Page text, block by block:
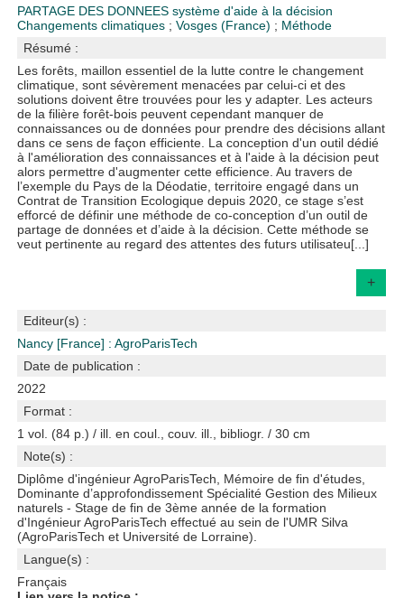
PARTAGE DES DONNEESsystème d'aide à la décision
Changements climatiques ;Vosges (France) ; Méthode
Résumé :
Les forêts, maillon essentiel de la lutte contre le changement
climatique, sont sévèrement menacées par celui-ci et des
solutions doivent être trouvées pour les y adapter. Les acteurs
de la filière forêt-bois peuvent cependant manquer de
connaissances ou de données pour prendre des décisions allant
dans ce sens de façon efficiente. La conception d'un outil dédié
à l'amélioration des connaissances et à l'aide à la décision peut
alors permettre d'augmenter cette efficience. Au travers de
l’exemple du Pays de la Déodatie, territoire engagé dans un
Contrat de Transition Ecologique depuis 2020, ce stage s’est
efforcé de définir une méthode de co-conception d’un outil de
partage de données et d’aide à la décision. Cette méthode se
veut pertinente au regard des attentes des futurs utilisateu[...]
+
Editeur(s) :
Nancy [France] : AgroParisTech
Date de publication :
2022
Format :
1 vol. (84 p.) / ill. en coul., couv. ill., bibliogr. / 30 cm
Note(s) :
Diplôme d'ingénieur AgroParisTech, Mémoire de fin d'études,
Dominante d’approfondissement Spécialité Gestion des Milieux
naturels - Stage de fin de 3ème année de la formation
d'Ingénieur AgroParisTech effectué au sein de l'UMR Silva
(AgroParisTech et Université de Lorraine).
Langue(s) :
Français